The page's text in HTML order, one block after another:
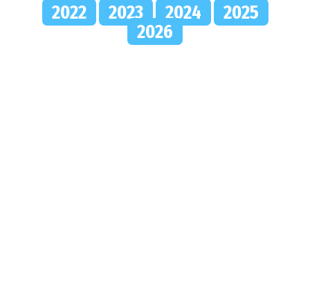
2022 2023 2024
2025
2026